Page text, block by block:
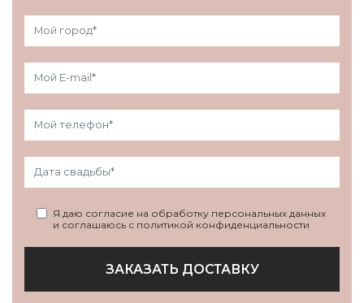
Я даю согласие на обработку персональных данных
и соглашаюсь с политикой конфиденциальности
ЗАКАЗАТЬ ДОСТАВКУ